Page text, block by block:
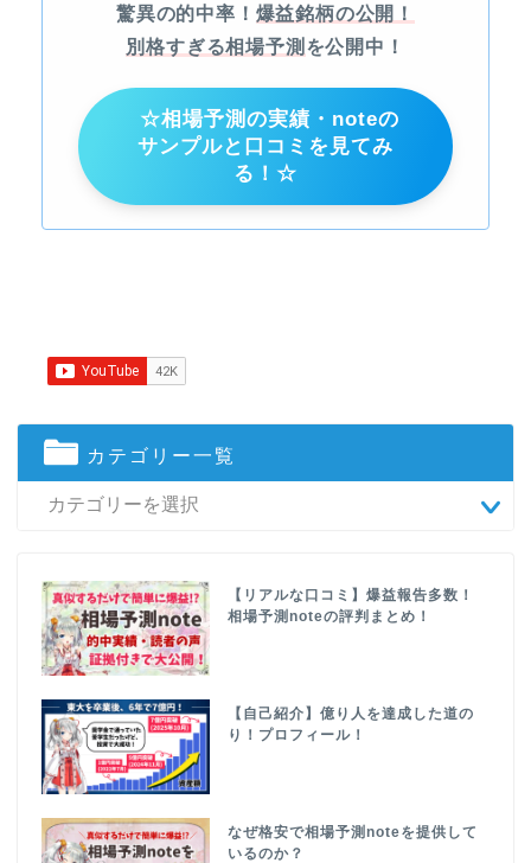
驚異の的中率！ 爆益銘柄の公開！
別格すぎる相場予測 を公開中！
☆相場予測の実績・noteの
サンプルと口コミを見てみ
る！☆
カテゴリー一覧
【リアルな口コミ】爆益報告多数！
相場予測noteの評判まとめ！
【自己紹介】億り人を達成した道の
り！プロフィール！
なぜ格安で相場予測noteを提供して
いるのか？